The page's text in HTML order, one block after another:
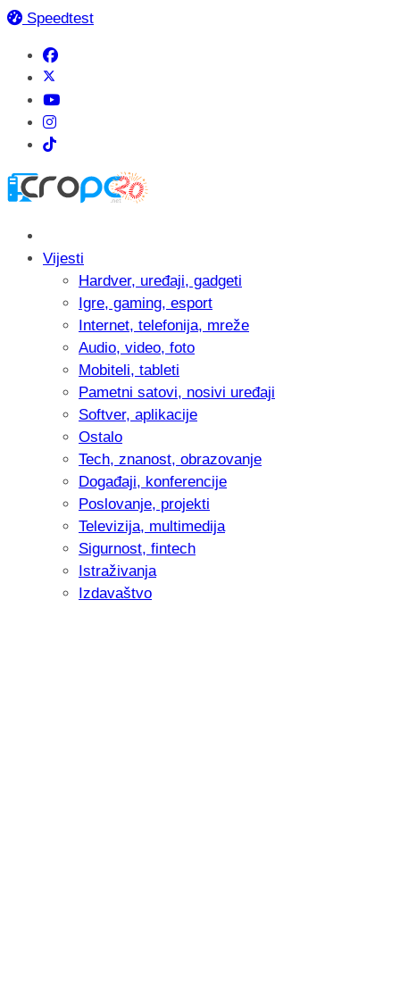
Speedtest
Vijesti
Hardver, uređaji, gadgeti
Igre, gaming, esport
Internet, telefonija, mreže
Audio, video, foto
Mobiteli, tableti
Pametni satovi, nosivi uređaji
Softver, aplikacije
Ostalo
Tech, znanost, obrazovanje
Događaji, konferencije
Poslovanje, projekti
Televizija, multimedija
Sigurnost, fintech
Istraživanja
Izdavaštvo